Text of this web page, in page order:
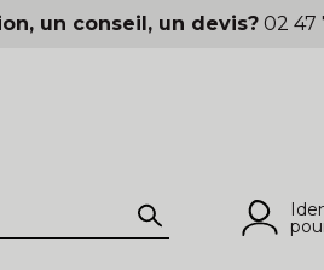
un conseil, un devis? 02 47